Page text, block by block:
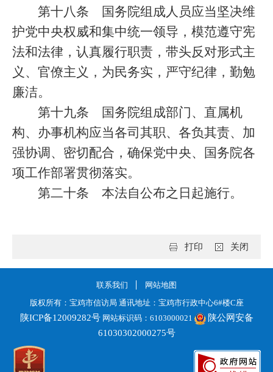
第十八条 国务院组成人员应当坚决维
护党中央权威和集中统一领导，模范遵守宪
法和法律，认真履行职责，带头反对形式主
义、官僚主义，为民务实，严守纪律，勤勉
廉洁。
第十九条 国务院组成部门、直属机
构、办事机构应当各司其职、各负其责、加
强协调、密切配合，确保党中央、国务院各
项工作部署贯彻落实。
第二十条 本法自公布之日起施行。
关闭
打印
联系我们
网站地图
版权所有：宝鸡市信访局 通讯地址：宝鸡市行政中心6#楼C座
陕ICP备12009282号网站标识码：6103000021
陕公网安备
61030302000275号